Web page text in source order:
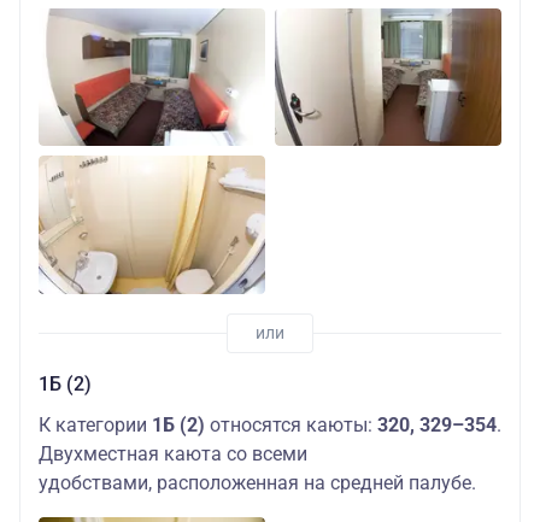
1Б (2)
К категории 1Б (2) относятся каюты: 320, 329–354.
Двухместная каюта со всеми
удобствами, расположенная на средней палубе.